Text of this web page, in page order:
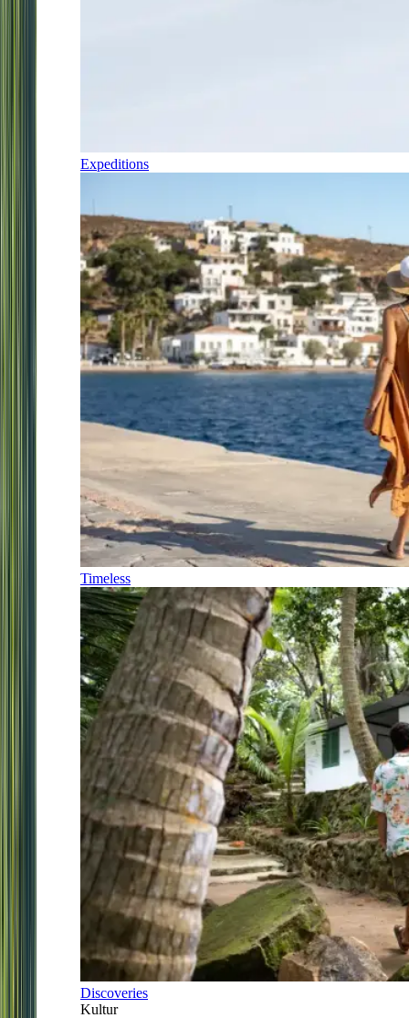
Expeditions
Timeless
Discoveries
Kultur